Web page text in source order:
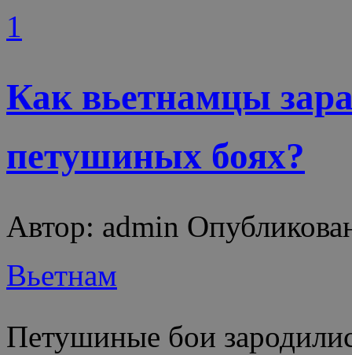
1
Как вьетнамцы
петушиных боях?
Автор: admin
Вьетнам
Петушиные бои